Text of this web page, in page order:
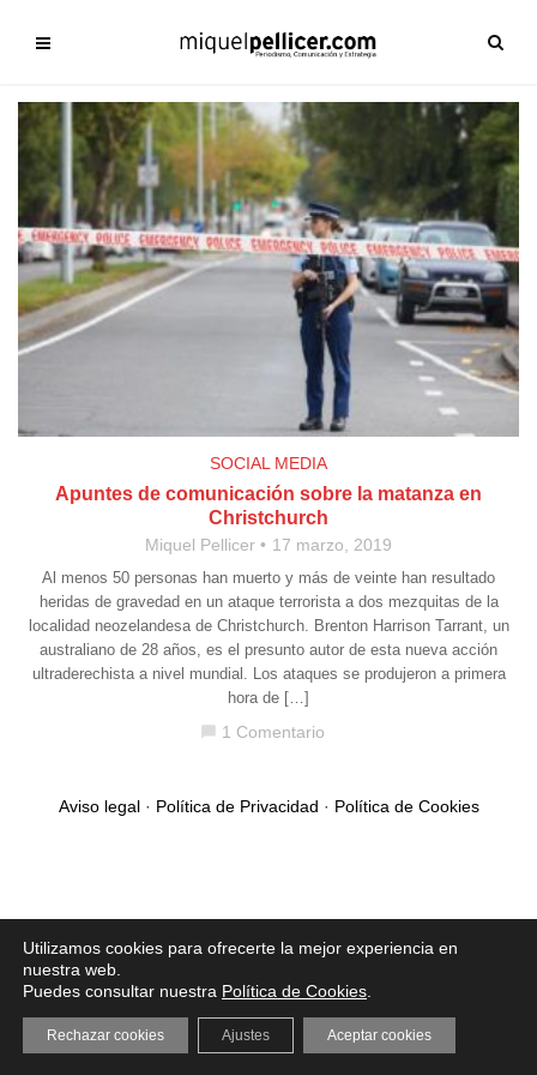
SOCIAL MEDIA
Apuntes de comunicación sobre la matanza en
Christchurch
Miquel Pellicer 17 marzo, 2019
Al menos 50 personas han muerto y más de veinte han resultado
heridas de gravedad en un ataque terrorista a dos mezquitas de la
localidad neozelandesa de Christchurch. Brenton Harrison Tarrant, un
australiano de 28 años, es el presunto autor de esta nueva acción
ultraderechista a nivel mundial. Los ataques se produjeron a primera
hora de […]
1 Comentario
Aviso legal· Política de Privacidad · Política de Cookies
Utilizamos cookies para ofrecerte la mejor experiencia en
nuestra web.
Puedes consultar nuestra Política de Cookies
Aceptar cookies
Rechazar cookies Ajustes